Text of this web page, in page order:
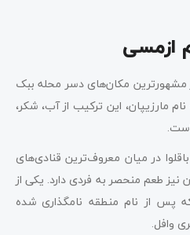
ازمسی
مشهورترین مکان‌های دسر محله ببک
مارزیپان، این ترکیب از آب، شکر،
در میان معروف‌ترین قنادی‌های
نیز طعم منحصر به فردی دارد. یکی از
پس از نام منطقه نامگذاری شده
وافل.